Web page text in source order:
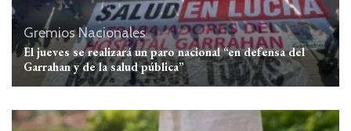
GremiosNacionales
El jueves se realizará un paro nacional “en defensa del
Garrahan y de la salud pública”